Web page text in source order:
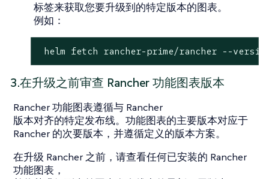
标签来获取您要升级到的特定版本的图表。
例如：
helm fetch rancher-prime/rancher --
3.在升级之前审查 Rancher 功能图表版本
Rancher 功能图表遵循与 Rancher
版本对齐的特定发布线。功能图表的主要版本对应于
Rancher 的次要版本，并遵循定义的版本方案。
在升级 Rancher 之前，请查看任何已安装的 Rancher
功能图表，